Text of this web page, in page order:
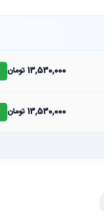
13,530,000تومان
13,530,000تومان